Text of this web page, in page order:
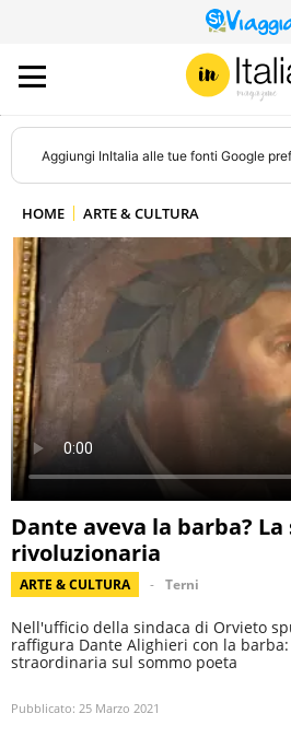
SITO
DI
Aggiungi InItalia alle tue fonti Google
HOME ARTE & CULTURA
Dante aveva la barba?
rivoluzionaria
ARTE & CULTURA Terni
Nell'ufficio della sindaca di Orvieto
raffigura Dante Alighieri con la
straordinaria sul sommo poeta
Pubblicato: 25 Marzo 2021